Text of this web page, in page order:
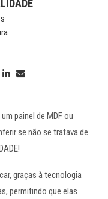
painel de MDF ou
se não se tratava de
graças à tecnologia
permitindo que elas